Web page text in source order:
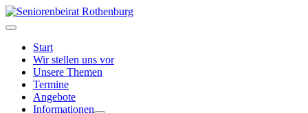
Start
Wir stellen uns vor
Unsere Themen
Termine
Angebote
Informationen